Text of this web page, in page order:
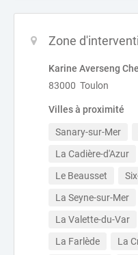
Zone
Karine Averseng
83000 Toulon
Villes à proximité
Sanary-sur-Mer
La Cadière-d'Azur
Le Beausset
La Seyne-sur-Mer
La Valette-du-Var
La Farlède
La